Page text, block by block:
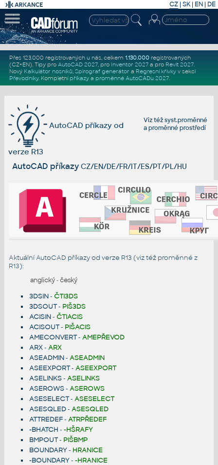
CZ | SK| EN | DE
Přes 123.000 registrovaných u nás, celkem 1.130.000registrovaných
(CZ+EN). Tipy pro AutoCAD 2027, pro Inventor 2027a pro Revit 2027.
Nový Kalkulátor nosníků, Spirograf generátor a Regresní křivkyv sekci
Převodníky. Kompletní příkazya proměnné AutoCADu 2027.
Viz téžsyst.proměnné
aproměnné prostředí
AutoCAD příkazy od
verze R13
AutoCAD příkazy CZ/EN/DE/FR/IT/ES/PT/PL/HU
Aktuální AutoCAD příkazy od verze R13 (viz též proměnné z
R13):
anglický-český
3DSIN- ČTI3DS
3DSOUT- PIŠ3DS
ACISIN- ČTIACIS
ACISOUT- PIŠACIS
AMECONVERT- AMEPŘEVOD
ARX- ARX
ASEADMIN- ASEADMIN
ASEEXPORT- ASEEXPORT
ASELINKS- ASELINKS
ASEROWS- ASEROWS
ASESELECT- ASESELECT
ASESQLED- ASESQLED
ATTREDEF- ATRPŘEDEF
-BHATCH - -HŠRAFY
BMPOUT- PIŠBMP
BOUNDARY- HRANICE
-BOUNDARY- -HRANICE